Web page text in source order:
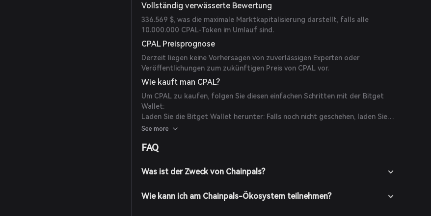
Vollständig verwässerte Bewertung
336.569 $, was die maximale Marktkapitalisierung darstellt, falls alle
10.000.000 CPAL-Token im Umlauf sind.
CPAL Preisprognose
Derzeit liegen keine Vorhersagen von zuverlässigen Experten oder
Veröffentlichungen zum zukünftigen Preis von CPAL vor.
Wie kauft man CPAL?
Um CPAL zu kaufen, folgen Sie diesen einfachen Schritten mit der Bitget
Wallet:
Laden Sie die Bitget Wallet herunter: Falls noch nicht geschehen, laden Sie
die Bitget Wallet App von der offiziellen Webseite oder Ihrem App Store
Erstellen Sie ein Konto: Öffnen Sie die App und erstellen Sie ein neues
sicher, dass Sie Ihr Konto mit einem starken Passwort sichern.
Laden Sie Ihre Wallet auf: Laden Sie Ihre Bitget Wallet auf, indem Sie
unterstützte Zahlungsmethoden kaufen.
See more
FAQ
Was ist der Zweck von Chainpals?
Wie kann ich am Chainpals-Ökosystem teilnehmen?